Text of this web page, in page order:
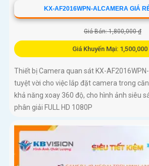
KX-AF2016WPN-ALCAMERA GIÁ
Giá Bán: 1,800,000 ₫
Giá Khuyến Mại: 1,500,000
Thiết bị Camera quan sát KX-
tuyệt vời cho việc lắp đặt camera trong
khả năng xoay 360 độ, cho hình ảnh siêu
phân giải FULL HD 1080P